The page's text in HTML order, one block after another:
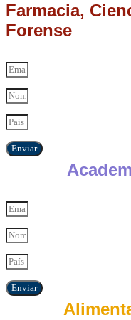
Farmacia,
Forense
Enviar
Enviar